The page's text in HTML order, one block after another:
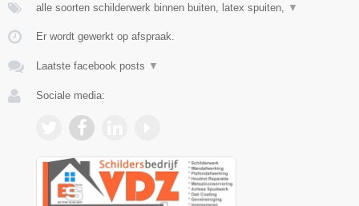
alle soorten schilderwerk binnen buiten, latex spuiten, ▼
Er wordt gewerkt op afspraak.
Laatste facebook posts ▼
Sociale media: